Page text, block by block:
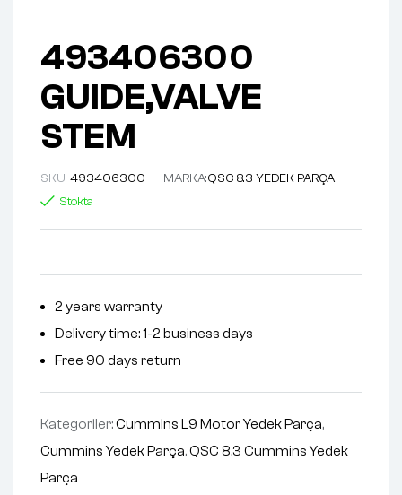
493406300
GUIDE,VALVE
STEM
SKU: 493406300 MARKA:QSC 8.3 YEDEK PARÇA
Stokta
2 years warranty
Delivery time: 1-2 business days
Free 90 days return
Kategoriler:Cummins L9 Motor Yedek Parça,
Cummins Yedek Parça,QSC 8.3 Cummins Yedek
Parça